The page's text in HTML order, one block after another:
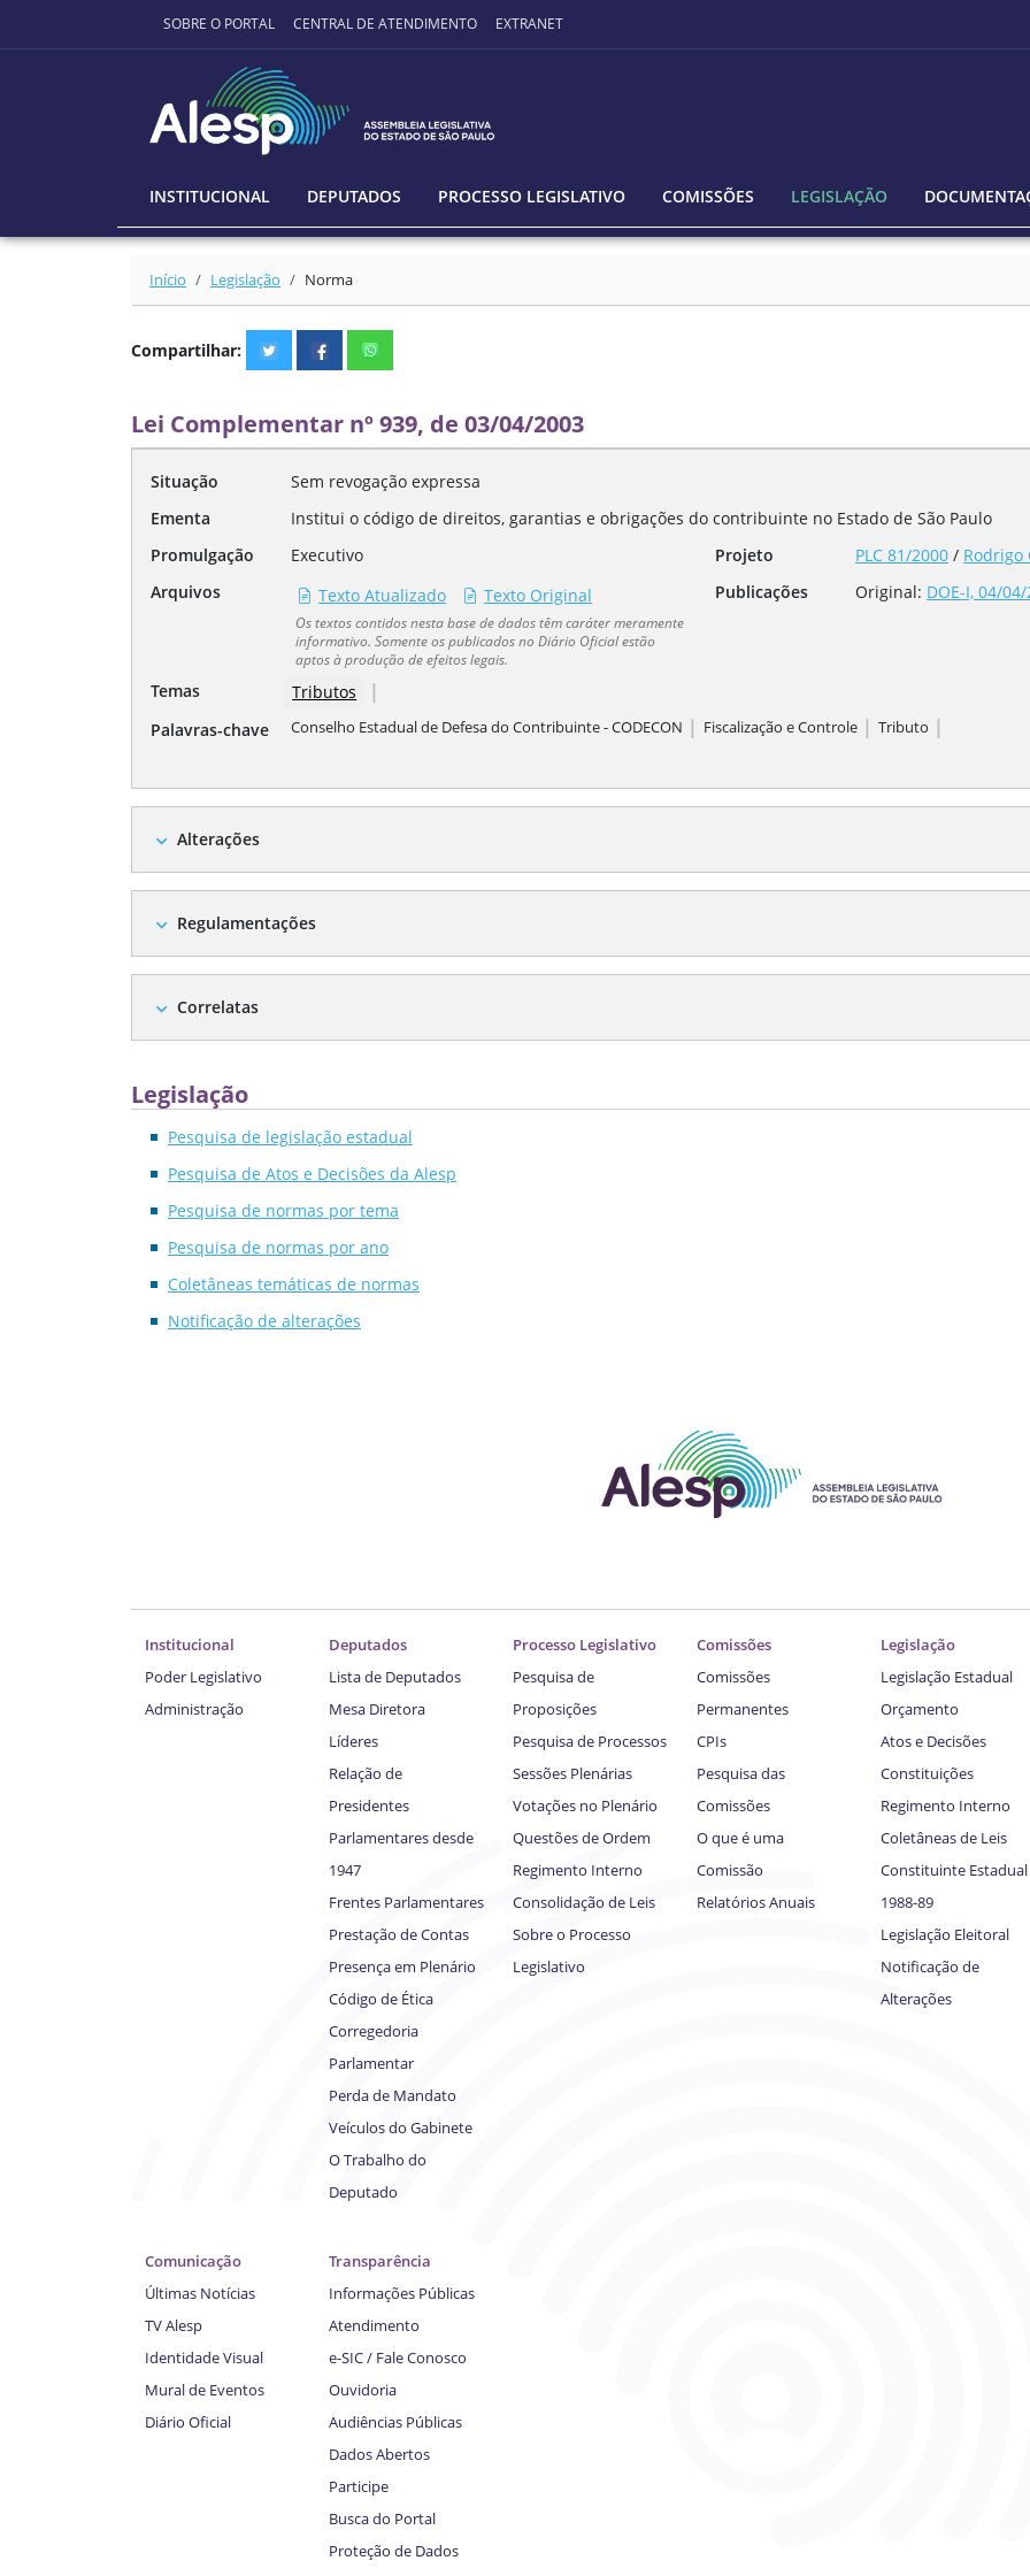
Ir para o conteúdo principal
SOBRE O PORTAL CENTRAL DE ATENDIMENTO EXTRANET
INSTITUCIONAL DEPUTADOS PROCESSO LEGISLATIVO COMISSÕES LEGISLAÇÃO
Início Legislação Norma
Compartilhar:
Lei Complementar nº 939, de 03/04/2003
Situação
Sem revogação expressa
Ementa
Institui o código de direitos, garantias e obrigações do contribuinte no Estado de São Paulo
Promulgação
Executivo Projeto PLC 81/2000 / Rodrigo
Arquivos Texto Atualizado Texto Original
Os textos contidos nesta base de dados têm caráter meramente
informativo. Somente os publicados no Diário Oficial estão
aptos à produção de efeitos legais.
Publicações Original: DOE-I, 04/
Temas Tributos |
Palavras-chave Conselho Estadual de Defesa do Contribuinte - CODECON | Fiscalização e Controle | Tributo |
expand_more Alterações
expand_more Regulamentações
expand_more Correlatas
Legislação
Pesquisa de legislação estadual
Pesquisa de Atos e Decisões da Alesp
Pesquisa de normas por tema
Pesquisa de normas por ano
Coletâneas temáticas de normas
Notificação de alterações
Institucional
Poder Legislativo
Administração
Deputados
Lista de Deputados
Mesa Diretora
Líderes
Relação de
Presidentes
Parlamentares desde
1947
Frentes Parlamentares
Prestação de Contas
Presença em Plenário
Código de Ética
Corregedoria
Parlamentar
Perda de Mandato
Veículos do Gabinete
O Trabalho do
Deputado
Processo Legislativo
Pesquisa de
Proposições
Pesquisa de Processos
Sessões Plenárias
Votações no Plenário
Questões de Ordem
Regimento Interno
Consolidação de Leis
Sobre o Processo
Legislativo
Comissões
Comissões
Permanentes
CPIs
Pesquisa das
Comissões
O que é uma
Comissão
Relatórios Anuais
Legislação
Legislação Estadual
Orçamento
Atos e Decisões
Constituições
Regimento Interno
Coletâneas de Leis
Constituinte Estadual
1988-89
Legislação Eleitoral
Notificação de
Alterações
Comunicação
Últimas Notícias
TV Alesp
Identidade Visual
Mural de Eventos
Diário Oficial
Transparência
Informações Públicas
Atendimento
e-SIC / Fale Conosco
Ouvidoria
Audiências Públicas
Dados Abertos
Participe
Busca do Portal
Proteção de Dados